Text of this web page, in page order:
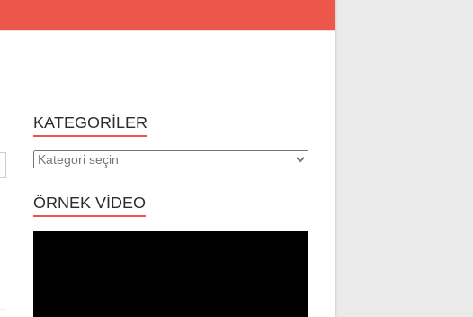
KATEGORILER
Kategoriler
ÖRNEK VİDEO